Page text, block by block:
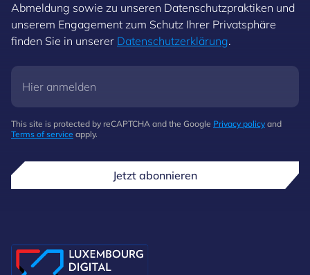
Abmeldung sowie zu unseren Datenschutzpraktiken und
unserem Engagement zum Schutz Ihrer Privatsphäre
finden Sie in unserer Datenschutzerklärung.
This site is protected by reCAPTCHA and the Google Privacy policy and
Terms of service apply.
Jetzt abonnieren